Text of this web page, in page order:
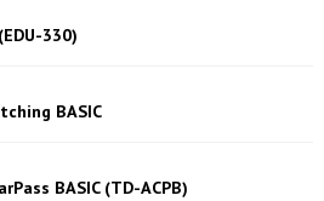
330)
BASIC
BASIC (TD-ACPB)